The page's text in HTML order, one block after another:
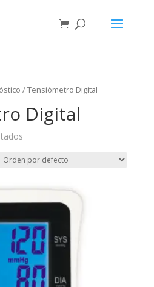
/ Tensiómetro Digital
Digital